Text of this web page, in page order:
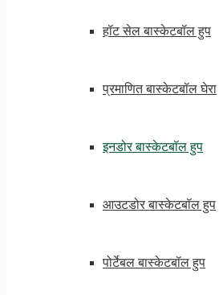
हॉट सेल बास्केटबॉल हुप
प्रमाणित बास्केटबॉल घेरा
इनडोर बास्केटबॉल हुप
आउटडोर बास्केटबॉल हुप
पोर्टेबल बास्केटबॉल हुप